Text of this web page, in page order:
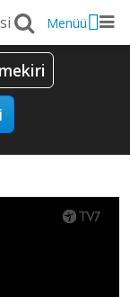
Menüü